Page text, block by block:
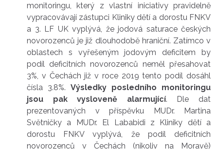
monitoringu, který z vlastní iniciativy pravidelně
vypracovávají zástupci Kliniky dětí a dorostu FNKV
a 3. LF UK vyplývá, že jodová saturace českých
novorozenců je již dlouhodobě hraniční. Zatímco v
oblastech s vyřešeným jodovým deficitem by
podíl deficitních novorozenců neměl přesahovat
3%, v Čechách již v roce 2019 tento podíl dosáhl
čísla 3.8%. Výsledky posledního monitoringu
jsou pak vysloveně alarmující. Dle dat
prezentovaných v příspěvku MUDr. Martina
Světničky a MUDr. El Lababidi z Kliniky dětí a
dorostu FNKV vyplývá, že podíl deficitních
novorozenců v Čechách (nikoliv na Moravě)